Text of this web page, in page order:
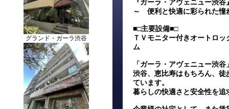
グランド・ガーラ渋谷
『ガーラ・アヴェニュー渋谷
～ 便利と快適に彩られた
■□主要設備■□
ＴＶモニター付きオートロ
ム
「ガーラ・アヴェニュー渋
渋谷、恵比寿はもちろん、
ています。
暮らしの快適さと安全性を